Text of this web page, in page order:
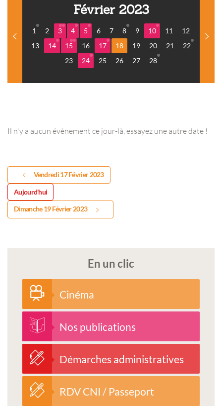
Février 2023
1 2 3 4 5 6 7 8 9 10 11
12
13
14 15 16 17 18 19 20 21
22
23
24 25 26 27 28
Il n'y a aucun évènement ce jour-là, essayez une autre date !
Vendredi 17 Février 2023
Aujourd'hui
Dimanche 19 Février 2023
En un clic
Cinéma
Nos publications
Démarches administratives
RDV CNI / Passeport